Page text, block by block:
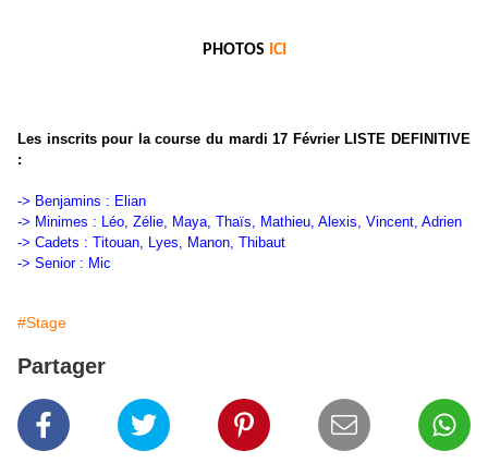
PHOTOS ICI
Les inscrits pour la course du mardi 17 Février LISTE DEFINITIVE
:
-> Benjamins : Elian
-> Minimes : Léo, Zélie, Maya, Thaïs, Mathieu, Alexis, Vincent, Adrien
-> Cadets : Titouan, Lyes, Manon, Thibaut
-> Senior : Mic
#Stage
Partager